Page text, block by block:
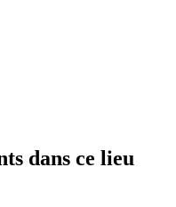
dans ce lieu